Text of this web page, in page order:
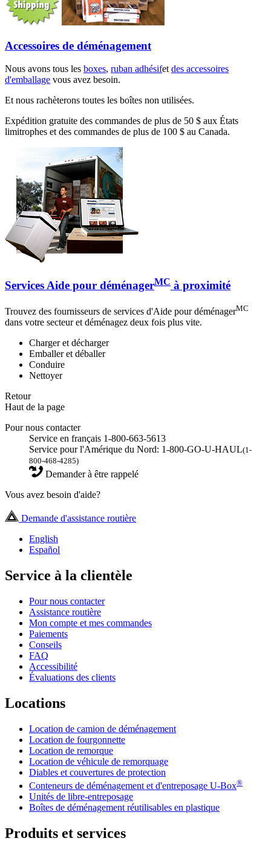
Accessoires de déménagement
Nous avons tous les boxes, ruban adhésifetdes accessoires
d'emballage vous avez besoin.
Et nous rachèterons toutes les boîtes non utilisées.
Expédition gratuite des commandes de plus de 50 $ aux États
limitrophes et des commandes de plus de 100 $ au Canada.
Services Aide pour déménagerMC à proximité
Trouvez des fournisseurs de services d'Aide pour déménagerMC
dans votre secteur et déménagez deux fois plus vite.
Charger et décharger
Emballer et déballer
Conduire
Nettoyer
Retour
Haut de la page
Pour nous contacter
Service en français 1-800-663-5613
Service pour l'Amérique du Nord: 1-800-GO-U-HAUL(1-
800-468-4285)
Demander à être rappelé
Vous avez besoin d'aide?
Demande d'assistance routière
English
Español
Service à la clientèle
Pour nous contacter
Assistance routière
Mon compte et mes commandes
Paiements
Conseils
FAQ
Accessibilité
Évaluations des clients
Locations
Location de camion de déménagement
Location de fourgonnette
Location de remorque
Location de véhicule de remorquage
Diables et couvertures de protection
Conteneurs de déménagement et d'entreposage U-Box®
Unités de libre-entreposage
Boîtes de déménagement réutilisables en plastique
Produits et services